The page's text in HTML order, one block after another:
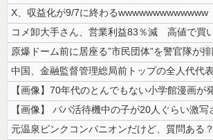
X、収益化が9/7に終わるwwwwwwwwwwwww
元温泉ピンクコンパニオンだけど、質問ある？